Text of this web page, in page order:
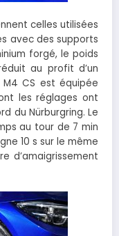
celles utilisées
avec des supports
forgé, le poids
au profit d’un
CS est équipée
les réglages ont
du Nürburgring. Le
au tour de 7 min
10 s sur le même
d’amaigrissement